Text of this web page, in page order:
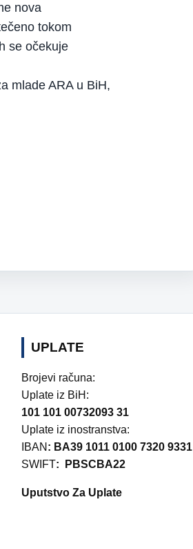
nova
tokom
se očekuje
mlade ARA u BiH,
UPLATE
Brojevi računa:
Uplate iz BiH:
101 101 00732093 31
Uplate iz inostranstva:
IBAN : BA39 1011 0100 7320 9331
SWIFT: PBSCBA22
Uputstvo Za Uplate